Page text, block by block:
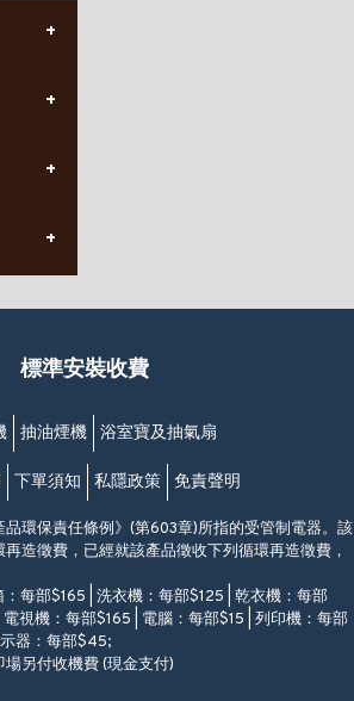
號
街
口)
28號
小巴)
標準安裝收費
抽油煙機 浴室寶及抽氣扇
下單須知 私隱政策 免責聲明
環保責任條例》(第603章)所指的受管制電器。該
造徵費，已經就該產品徵收下列循環再造徵費，
每部$165 | 洗衣機：每部$125 | 乾衣機：每部
視機：每部$165 | 電腦：每部$15 | 列印機：每部
器：每部$45;
另付收機費 (現金支付)